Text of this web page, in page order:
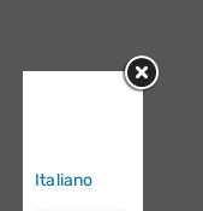
Italiano